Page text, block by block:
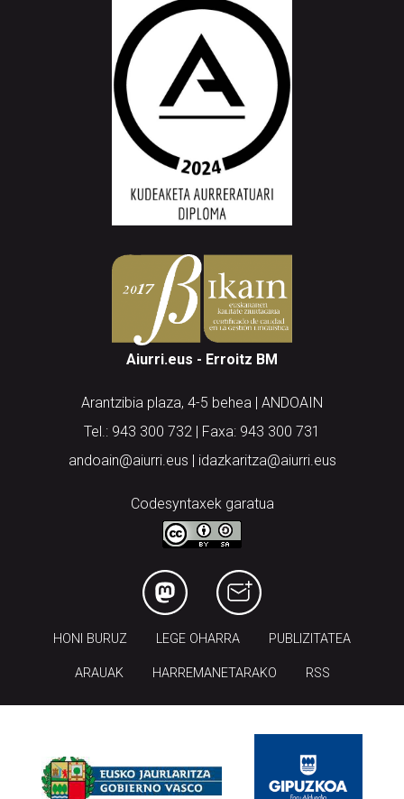
Aiurri.eus - Erroitz BM
Arantzibia plaza, 4-5 behea | ANDOAIN
Tel.: 943 300 732 | Faxa: 943 300 731
andoain@aiurri.eus | idazkaritza@aiurri.eus
Codesyntaxek garatua
HONI BURUZ LEGE OHARRA PUBLIZITATEA
ARAUAK HARREMANETARAKO RSS